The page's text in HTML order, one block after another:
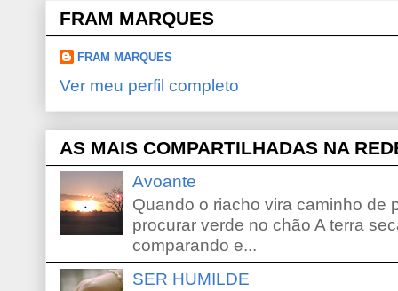
FRAM MARQUES
FRAM MARQUES
Ver meu perfil completo
AS MAIS COMPARTILHADAS NA
Avoante
Quando o riacho vira caminho de
procurar verde no chão A terra
comparando e...
SER HUMILDE